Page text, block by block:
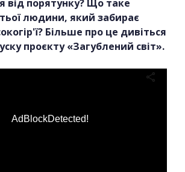
від порятунку? Що таке
людини, який забирає
Більше про це дивіться
проєкту «Загублений світ».
AdBlockDetected!